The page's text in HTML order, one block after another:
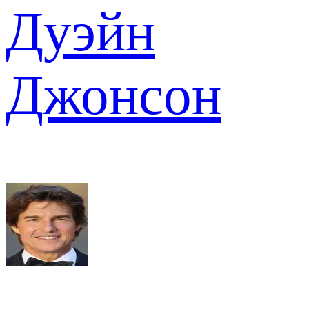
Дуэйн
Джонсон